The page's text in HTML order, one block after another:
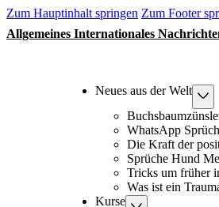
Zum Hauptinhalt springen Zum Footer
Allgemeines Internationales
Neues aus der Welt
WhatsApp
Die Kraft der
Sprüche Hund
Tricks um früher
Was ist ein
Kurse